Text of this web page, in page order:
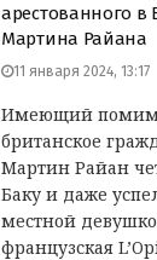
арестованного в
Мартина Райана
11 января 2024, 13:17
Имеющий
британское
Мартин Райан
Баку и даже
местной
французская